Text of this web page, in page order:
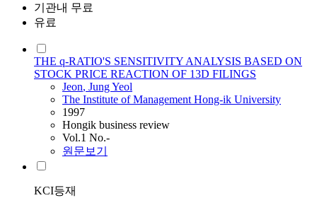
기관내 무료
유료
THE q-RATIO'S SENSITIVITY ANALYSIS BASED ON
STOCK PRICE REACTION OF 13D FILINGS
Jeon, Jung Yeol
The Institute of Management Hong-ik University
1997
Hongik business review
Vol.1 No.-
원문보기
KCI등재